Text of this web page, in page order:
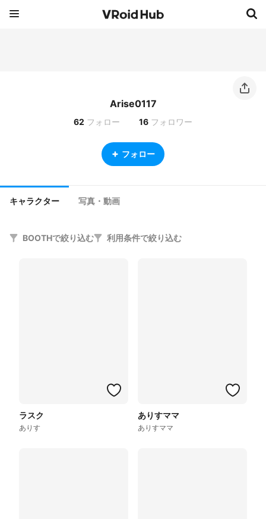
Arise0117
62 フォロー 16 フォロワー
フォロー
キャラクター 写真・動画
BOOTHで絞り込む 利用条件で絞り込む
ラスク
ありす
ありすママ
ありすママ